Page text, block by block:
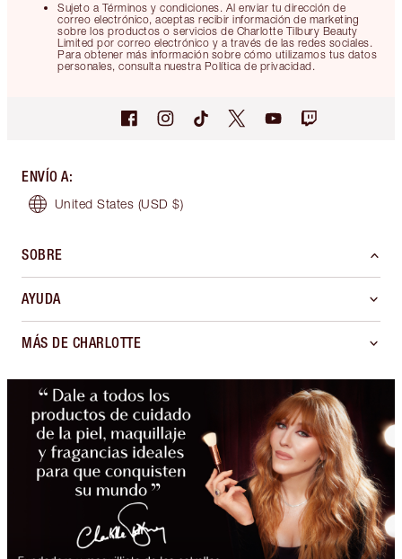
Sujeto a Términos y condiciones. Al enviar tu dirección de
correo electrónico, aceptas recibir información de marketing
sobre los productos o servicios de Charlotte Tilbury Beauty
Limited por correo electrónico y a través de las redes sociales.
Para obtener más información sobre cómo utilizamos tus datos
personales, consulta nuestra Política de privacidad.
ENVÍO A:
United States (USD $)
SOBRE
AYUDA
MÁS DE CHARLOTTE